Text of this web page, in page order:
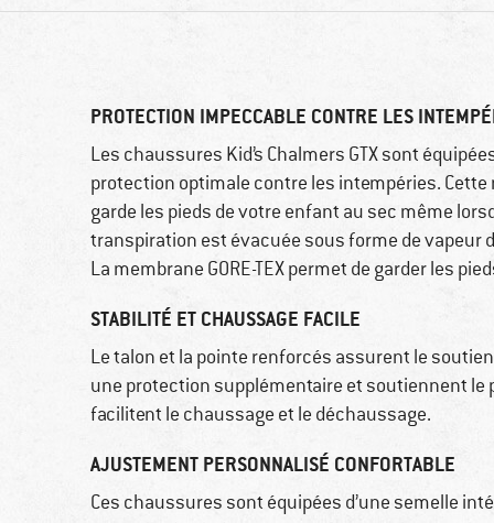
PROTECTION IMPECCABLE CONTRE LES
Les chaussures Kid’s Chalmers GTX sont
protection optimale contre les intempéries.
garde les pieds de votre enfant au sec même
transpiration est évacuée sous forme de vapeur
La membrane GORE-TEX permet de garder les
STABILITÉ ET CHAUSSAGE FACILE
Le talon et la pointe renforcés assurent le
une protection supplémentaire et soutiennent le
facilitent le chaussage et le déchaussage.
AJUSTEMENT PERSONNALISÉ CONFORTABLE
Ces chaussures sont équipées d’une semelle